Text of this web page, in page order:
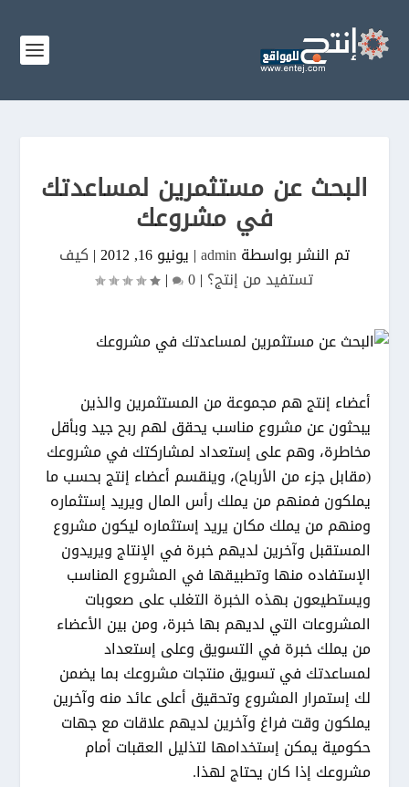
البحث عن مستثمرين لمساعدتك
في مشروعك
تم النشر بواسطةadmin
| يونيو 16, 2012 | كيف
تستفيد من إنتج؟ |
0
|
أعضاء إنتج هم مجموعة من المستثمرين والذين
يبحثون عن مشروع مناسب يحقق لهم ربح جيد وبأقل
مخاطرة، وهم على إستعداد لمشاركتك في مشروعك
(مقابل جزء من الأرباح)، وينقسم أعضاء إنتج بحسب ما
يملكون فمنهم من يملك رأس المال ويريد إستثماره
ومنهم من يملك مكان يريد إستثماره ليكون مشروع
المستقبل وآخرين لديهم خبرة في الإنتاج ويريدون
الإستفاده منها وتطبيقها في المشروع المناسب
ويستطيعون بهذه الخبرة التغلب على صعوبات
المشروعات التي لديهم بها خبرة، ومن بين الأعضاء
من يملك خبرة في التسويق وعلى إستعداد
لمساعدتك في تسويق منتجات مشروعك بما يضمن
لك إستمرار المشروع وتحقيق أعلى عائد منه وآخرين
يملكون وقت فراغ وآخرين لديهم علاقات مع جهات
حكومية يمكن إستخدامها لتذليل العقبات أمام
مشروعك إذا كان يحتاج لهذا.